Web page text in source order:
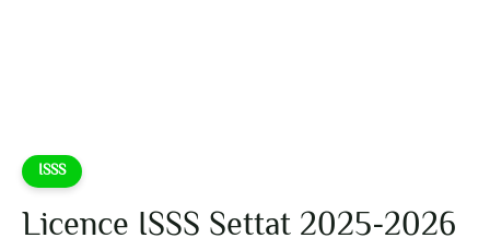
ISSS
Licence ISSS Settat 2025-2026